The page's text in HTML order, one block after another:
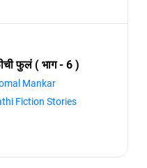
फुलं ( भाग - 6 )
Mankar
Fiction Stories